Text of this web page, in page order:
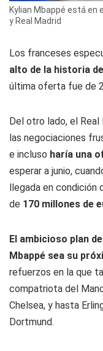
Kylian Mbappé está en
y Real Madrid
Los franceses
alto de la historia
última oferta fue de
Del otro lado, el Real
las negociaciones
e incluso haría una
esperar a junio,
llegada en condición
de 170 millones de
El ambicioso plan
Mbappé sea su
refuerzos en la que
compatriota del
Chelsea, y hasta
Dortmund.